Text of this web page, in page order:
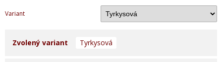
Variant
Zvolený variant Tyrkysová